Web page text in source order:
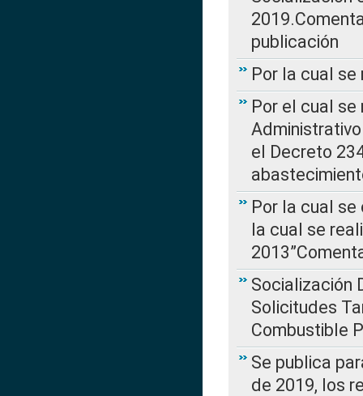
publicación
Por la cual se
Por el cual
el Decreto
Por la cual se
la cual se
Socialización
Solicitudes
Combustible
Se publica
de 2019, los